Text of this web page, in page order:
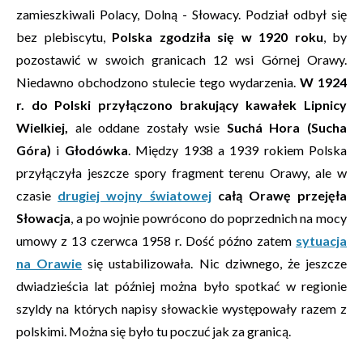
zamieszkiwali Polacy, Dolną - Słowacy. Podział odbył się
bez plebiscytu, Polska zgodziła się w 1920 roku, by
pozostawić w swoich granicach 12 wsi Górnej Orawy.
Niedawno obchodzono stulecie tego wydarzenia. W 1924
r. do Polski przyłączono brakujący kawałek Lipnicy
Wielkiej, ale oddane zostały wsie Suchá Hora (Sucha
Góra) i Głodówka. Między 1938 a 1939 rokiem Polska
przyłączyła jeszcze spory fragment terenu Orawy, ale w
czasie drugiej wojny światowej całą Orawę przejęła
Słowacja, a po wojnie powrócono do poprzednich na mocy
umowy z 13 czerwca 1958 r. Dość późno zatem sytuacja
na Orawie się ustabilizowała. Nic dziwnego, że jeszcze
dwiadzieścia lat później można było spotkać w regionie
szyldy na których napisy słowackie występowały razem z
polskimi. Można się było tu poczuć jak za granicą.